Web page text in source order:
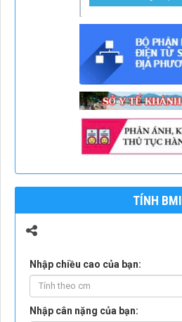
TÍNH BMI
Nhập chiều cao của bạn:
Nhập cân nặng của bạn: